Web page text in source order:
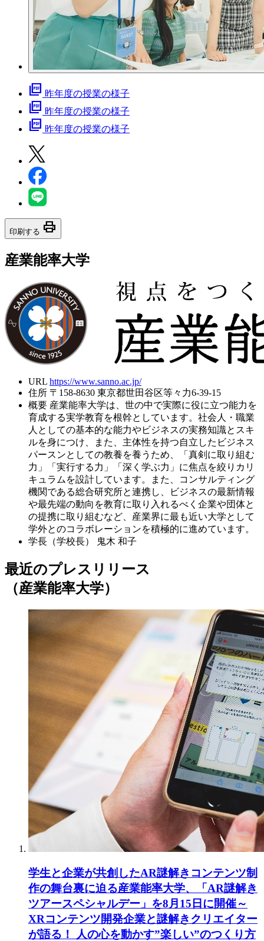
picture_as_pdf 昨年度の授業の様子
picture_as_pdf 昨年度の授業の様子
picture_as_pdf 昨年度の授業の様子
印刷する print
産業能率大学
URL https://www.sanno.ac.jp/
住所 〒158-8630 東京都世田谷区等々力6-39-15
概要 産業能率大学は、世の中で実際に役に立つ能力を
育成する実学教育を根幹としています。社会人・職業
人としての基本的な能力やビジネスの実務知識とスキ
ルを身につけ、また、主体性を持つ自立したビジネス
パースンとしての教養を養うため、「真剣に取り組む
力」「実行する力」「深く学ぶ力」に焦点を絞りカリ
キュラムを設計しています。また、コンサルティング
機関である総合研究所と連携し、ビジネスの最新情報
や最先端の動向を教育に取り入れるべく企業や団体と
の提携に取り組むなど、産業界に最も近い大学として
学外とのコラボレーションを積極的に進めています。
学長（学校長）
鬼木 和子
最近のプレスリリース
（産業能率大学）
学生と企業が共創したAR謎解きコンテンツ制
作の舞台裏に迫る産業能率大学、「AR謎解き
ツアースペシャルデー」を8月15日に開催～
XRコンテンツ開発企業と謎解きクリエイター
が語る！ 人の心を動かす”楽しい”のつくり方